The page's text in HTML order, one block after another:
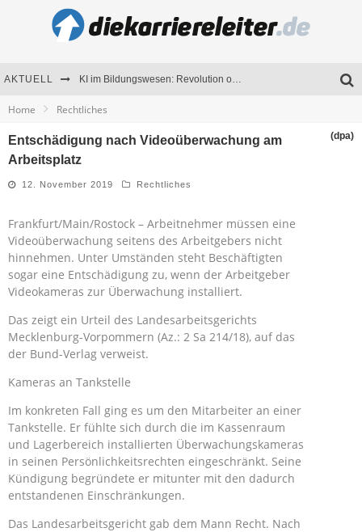
AKTUELL KI im Bildungswesen: Revolution oder Risiko für Schulen und Universitäten?
Seminare als Motivationsmotor – Wie Weiterbildung Mitarbeiter nachhaltig begeistert
Home Rechtliches
Entschädigung nach Videoüberwachung am
Arbeitsplatz
(dpa)
12. November 2019 Rechtliches
Frankfurt/Main/Rostock – Arbeitnehmer müssen eine
Videoüberwachung seitens des Arbeitgebers nicht
hinnehmen. Unter Umständen steht Beschäftigten
sogar eine Entschädigung zu, wenn der Arbeitgeber
Videokameras zur Überwachung installiert.
Das zeigt ein Urteil des Landesarbeitsgerichts
Mecklenburg-Vorpommern (Az.: 2 Sa 214/18), auf das
der Bund-Verlag verweist.
Kameras an Tankstelle
Im konkreten Fall ging es um den Mitarbeiter an einer
Tankstelle. Er fühlte sich durch die im Kassenraum
und Lagerbereich installierten Überwachungskameras
in seinen Persönlichkeitsrechten eingeschränkt. Seine
Kündigung begründete er mitunter mit den dadurch
entstandenen Einschränkungen.
Das Landesarbeitsgericht gab dem Mann Recht. Nach